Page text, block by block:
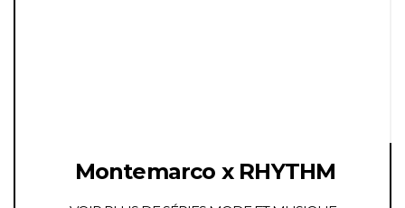
Montemarco x RHYTHM